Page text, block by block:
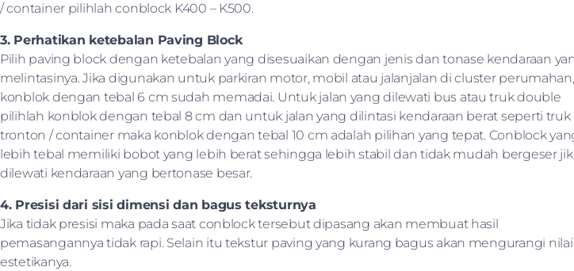
/ container pilihlah conblock K400 – K500.
3. Perhatikan ketebalan Paving Block
Pilih paving block dengan ketebalan yang disesuaikan dengan jenis dan tonase kendaraan
melintasinya. Jika digunakan untuk parkiran motor, mobil atau jalanjalan di cluster perumahan,
konblok dengan tebal 6 cm sudah memadai. Untuk jalan yang dilewati bus atau truk double
pilihlah konblok dengan tebal 8 cm dan untuk jalan yang dilintasi kendaraan berat seperti truk
tronton / container maka konblok dengan tebal 10 cm adalah pilihan yang tepat. Conblock
lebih tebal memiliki bobot yang lebih berat sehingga lebih stabil dan tidak mudah bergeser
dilewati kendaraan yang bertonase besar.
4. Presisi dari sisi dimensi dan bagus teksturnya
Jika tidak presisi maka pada saat conblock tersebut dipasang akan membuat hasil
pemasangannya tidak rapi. Selain itu tekstur paving yang kurang bagus akan mengurangi nilai
estetikanya.